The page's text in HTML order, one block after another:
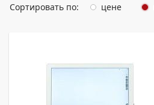
Сортировать по: цене